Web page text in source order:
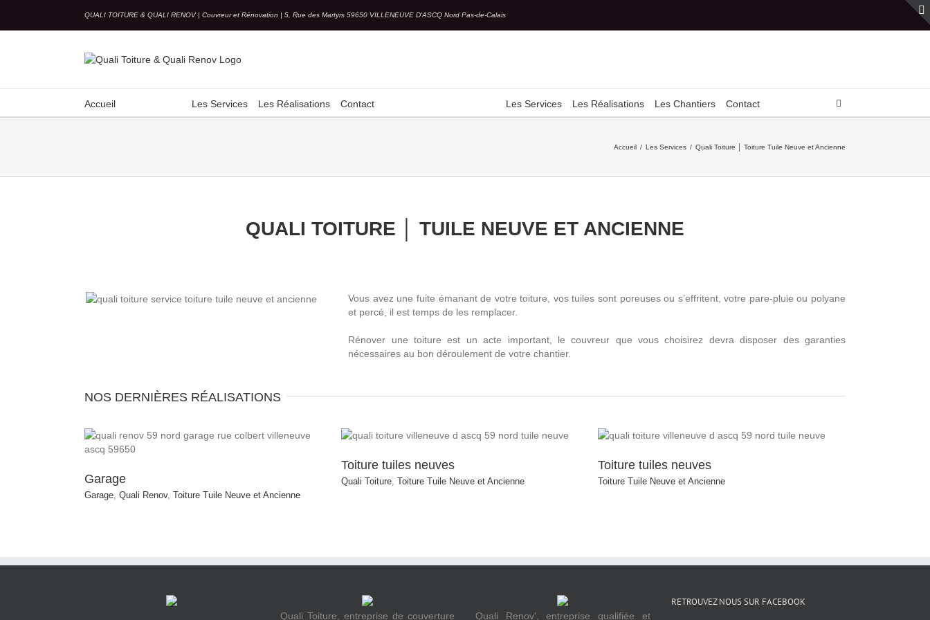
content
QUALI TOITURE & QUALI RENOV | Couvreur et Rénovation | 5, Rue des Martyrs 59650 VILLENEUVE D'ASCQ Nord Pas-de-Calais
Accueil Les Services Les Réalisations Contact Les Services Les Réalisations Les Chantiers Contact
Accueil / Les Services / Quali Toiture │ Toiture Tuile Neuve et Ancienne
QUALI TOITURE │ TUILE NEUVE ET ANCIENNE
Vous avez une fuite émanant de votre toiture, vos tuiles sont poreuses ou s’effritent, votre pare-pluie ou polyane
et percé, il est temps de les remplacer.
Rénover une toiture est un acte important, le couvreur que vous choisirez devra disposer des garanties
nécessaires au bon déroulement de votre chantier.
NOS DERNIÈRES RÉALISATIONS
Garage
Garage, Quali Renov, Toiture Tuile Neuve et Ancienne
Toiture tuiles neuves
Quali Toiture, Toiture Tuile Neuve et Ancienne
Toiture tuiles neuves
Toiture Tuile Neuve et Ancienne
Quali Toiture, entreprise de couverture Quali Renov', entreprise qualifiée et
RETROUVEZ NOUS SUR FACEBOOK